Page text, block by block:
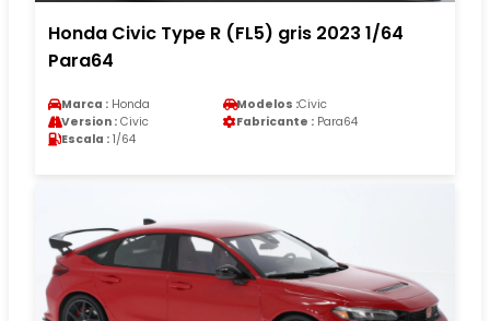
Honda Civic Type R (FL5) gris 2023 1/64
Para64
Marca : Honda Modelos :Civic
Version : Civic Fabricante : Para64
Escala : 1/64